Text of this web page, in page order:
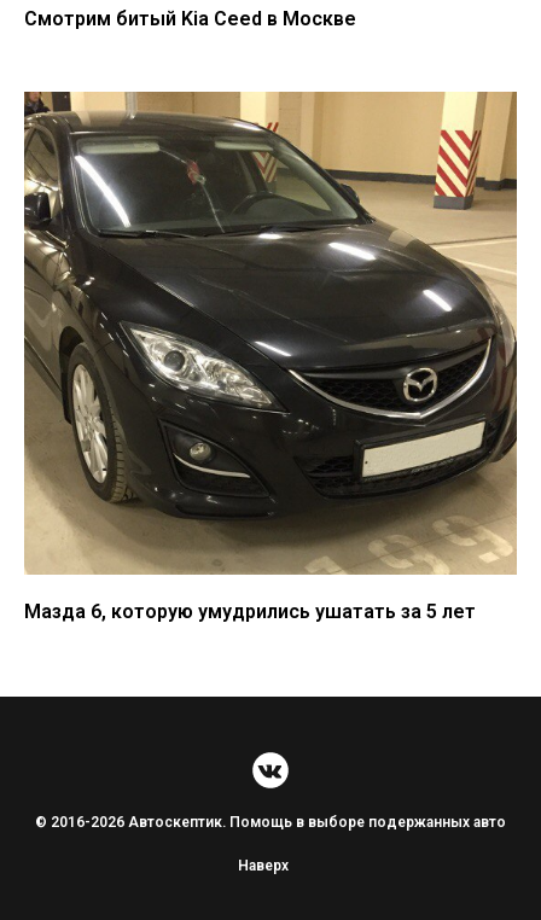
Смотрим битый Kia Ceed в Москве
Мазда 6, которую умудрились ушатать за 5 лет
© 2016-2026 Автоскептик. Помощь в выборе подержанных авто
Наверх